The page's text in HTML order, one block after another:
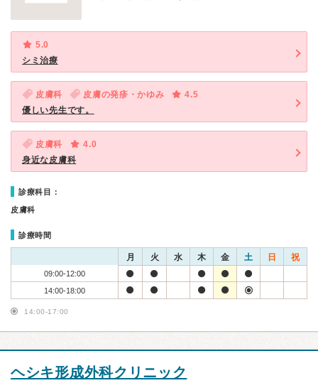
5.0
シミ治療
皮膚科 皮膚の発疹・かゆみ
4.5
優しい先生です。
皮膚科
4.0
身近な皮膚科
診療科目：
皮膚科
診療時間
月 火 水 木 金 土 日 祝
09:00-12:00
14:00-18:00
14:00-17:00
ヘシキ形成外科クリニック